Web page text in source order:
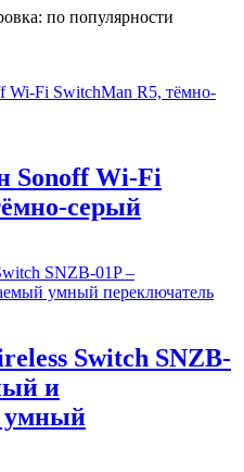
по популярности
Sonoff Wi-Fi
серый
Switch SNZB-
и
умный